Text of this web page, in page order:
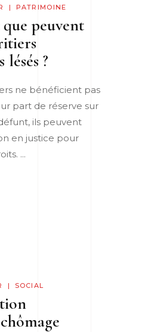
PATRIMOINE
que peuvent
?
ne bénéficient pas
part de réserve sur
ils peuvent
en justice pour
SOCIAL